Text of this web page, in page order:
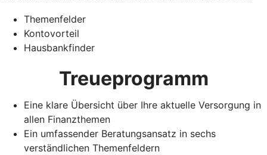
Themenfelder
Kontovorteil
Hausbankfinder
Treueprogramm
Eine klare Übersicht über Ihre aktuelle Versorgung in
allen Finanzthemen
Ein umfassender Beratungsansatz in sechs
verständlichen Themenfeldern